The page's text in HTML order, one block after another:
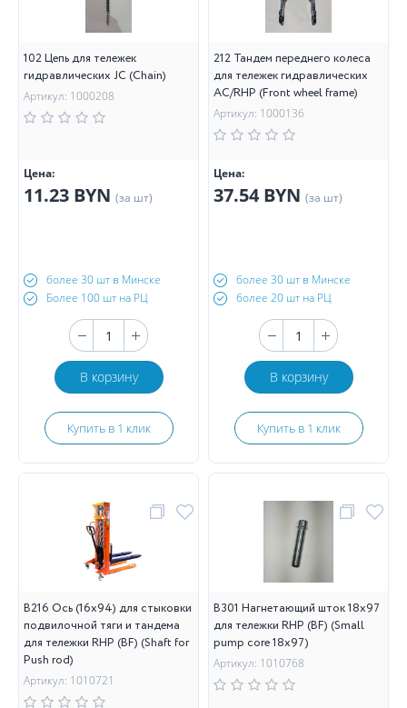
102 Цепь для тележек
гидравлических JC (Chain)
Артикул: 1000208
Цена:
11.23 BYN (за шт)
более 30 шт в Минске
Более 100 шт на РЦ
В корзину
Купить в 1 клик
212 Тандем переднего колеса
для тележек гидравлических
AC/RHP (Front wheel frame)
Артикул: 1000136
Цена:
37.54 BYN (за шт)
более 30 шт в Минске
более 20 шт на РЦ
В корзину
Купить в 1 клик
B216 Ось (16х94) для стыковки
подвилочной тяги и тандема
для тележки RHP (BF) (Shaft for
Push rod)
Артикул: 1010721
B301 Нагнетающий шток 18х97
для тележки RHP (BF) (Small
pump core 18х97)
Артикул: 1010768